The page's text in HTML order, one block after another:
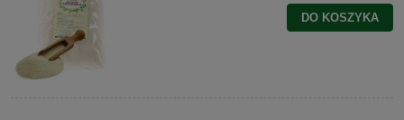
DO KOSZYKA